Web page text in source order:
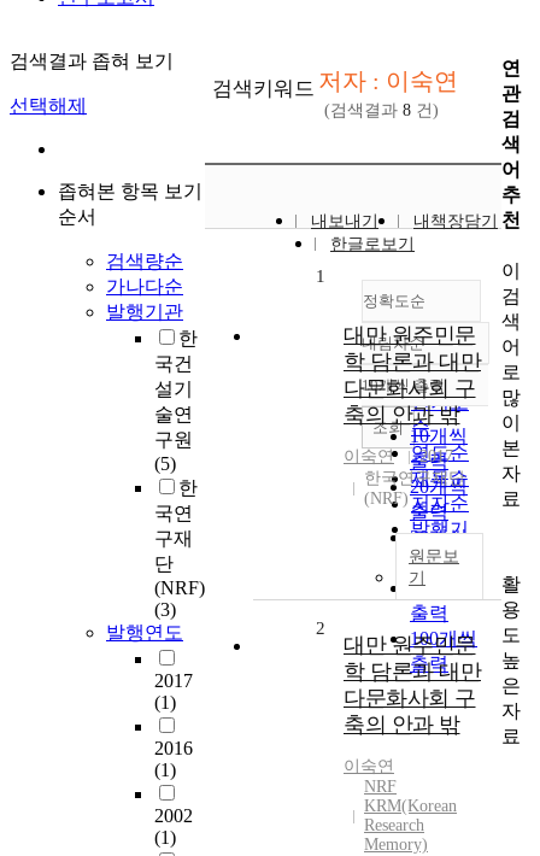
검색결과 좁혀 보기
선택해제
좁혀본 항목 보기
순서
검색량순
가나다순
발행기관
한
국건
설기
술연
구원
(5)
한
국연
구재
단
(NRF)
(3)
발행연도
2017
(1)
2016
(1)
2002
(1)
검색키워드 저자 : 이숙연
(검색결과 8 건)
내보내기
내책장담기
한글로보기
정확도순
정확도
순
인기도
순
연도순
제목순
저자순
발행기
관순
내림차순
내림차순
10개씩 출력
10개씩
출력
20개씩
출력
30개씩
출력
50개씩
출력
100개씩
출력
조회
1
대만 원주민문
학 담론과 대만
다문화사회 구
축의 안과 밖
이숙연
2017
한국연구재단
(NRF)
원문보
기
2
대만 원주민문
학 담론과 대만
다문화사회 구
축의 안과 밖
이숙연
NRF
KRM(Korean
Research
Memory)
연
관
검
색
어
추
천
이
검
색
어
로
많
이
본
자
료
활
용
도
높
은
자
료